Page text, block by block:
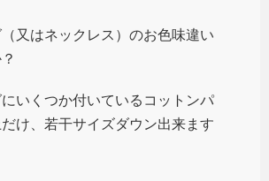
（又はネックレス）のお色味違い
にいくつか付いているコットンパ
け、若干サイズダウン出来ます